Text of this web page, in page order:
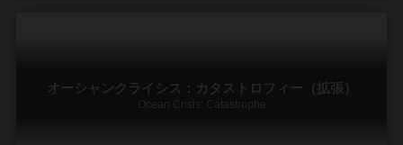
オーシャンクライシス ：カタストロフィー（拡張）
Ocean Crisis: Catastrophe